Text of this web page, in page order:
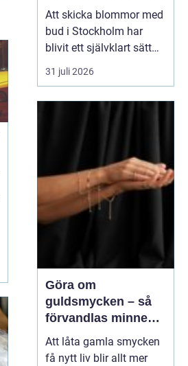
tillfälle
Att skicka blommor med
bud i Stockholm har
blivit ett självklart sätt
att visa omtanke, fira
stora händelser eller
svårt att formulera i ord.
sekunder, oavsett om
mottagaren befinner sig
på konto...
31 juli 2026
Göra om
guldsmycken – så
förvandlas minnen
till nya favoriter
Att låta gamla smycken
få nytt liv blir allt mer